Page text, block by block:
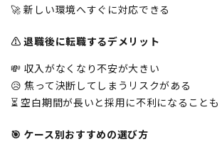
🚀 新しい環境へすぐに対応できる
⚠️ 退職後に転職するデメリット
💸 収入がなくなり不安が大きい
😥 焦って決断してしまうリスクがある
⏳ 空白期間が長いと採用に不利になることも
🎯 ケース別おすすめの選び方